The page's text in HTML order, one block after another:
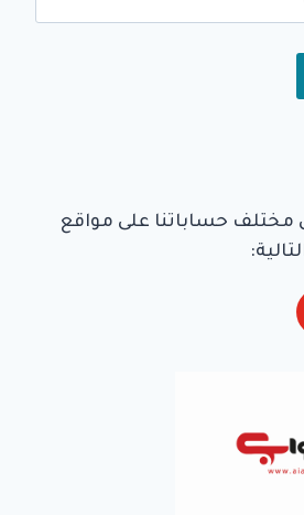
مختلف حساباتنا على مواقع